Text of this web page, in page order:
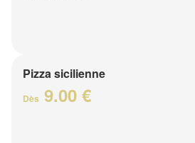
Pizza sicilienne
Dès 9.00 €